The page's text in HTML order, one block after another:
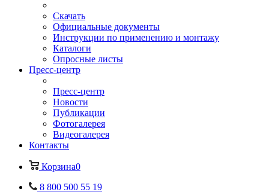
Скачать
Официальные документы
Инструкции по применению и монтажу
Каталоги
Опросные листы
Пресс-центр
Пресс-центр
Новости
Публикации
Фотогалерея
Видеогалерея
Контакты
Корзина0
8 800 500 55 19